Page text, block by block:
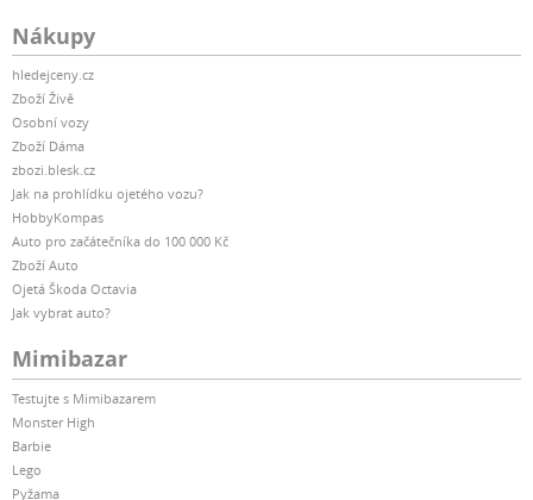
Nákupy
hledejceny.cz
Zboží Živě
Osobní vozy
Zboží Dáma
zbozi.blesk.cz
Jak na prohlídku ojetého vozu?
HobbyKompas
Auto pro začátečníka do 100 000 Kč
Zboží Auto
Ojetá Škoda Octavia
Jak vybrat auto?
Mimibazar
Testujte s Mimibazarem
Monster High
Barbie
Lego
Pyžama